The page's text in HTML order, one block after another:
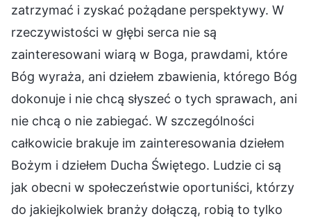
zatrzymać i zyskać pożądane perspektywy. W
rzeczywistości w głębi serca nie są
zainteresowani wiarą w Boga, prawdami, które
Bóg wyraża, ani dziełem zbawienia, którego Bóg
dokonuje i nie chcą słyszeć o tych sprawach, ani
nie chcą o nie zabiegać. W szczególności
całkowicie brakuje im zainteresowania dziełem
Bożym i dziełem Ducha Świętego. Ludzie ci są
jak obecni w społeczeństwie oportuniści, którzy
do jakiejkolwiek branży dołączą, robią to tylko